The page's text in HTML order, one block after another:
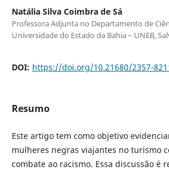
Natália Silva Coimbra de Sá
Professora Adjunta no Departamento de
Universidade do Estado da Bahia – UNEB,
DOI: https://doi.org/10.21680/2357-
Resumo
Este artigo tem como objetivo
mulheres negras viajantes no turismo
combate ao racismo. Essa discussão é